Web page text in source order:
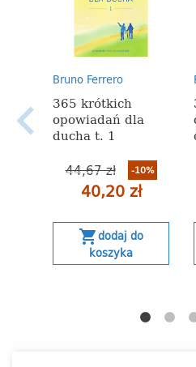
Bruno Ferrero
365 krótkich
opowiadań dla
ducha t. 1
44,67 zł -10%
40,20 zł
shopping_cartdodaj do
koszyka